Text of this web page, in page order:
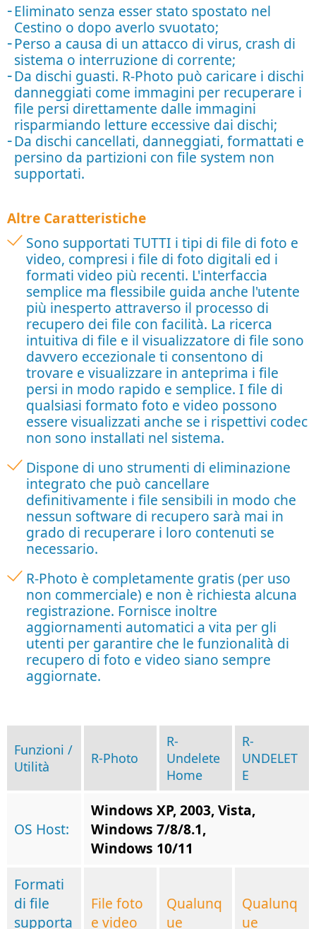
Eliminato senza esser stato spostato nel
Cestino o dopo averlo svuotato;
Perso a causa di un attacco di virus, crash di
sistema o interruzione di corrente;
Da dischi guasti. R-Photo può caricare i dischi
danneggiati come immagini per recuperare i
file persi direttamente dalle immagini
risparmiando letture eccessive dai dischi;
Da dischi cancellati, danneggiati, formattati e
persino da partizioni con file system non
supportati.
Altre Caratteristiche
Sono supportati TUTTI i tipi di file di foto e
video, compresi i file di foto digitali ed i
formati video più recenti. L'interfaccia
semplice ma flessibile guida anche l'utente
più inesperto attraverso il processo di
recupero dei file con facilità. La ricerca
intuitiva di file e il visualizzatore di file sono
davvero eccezionale ti consentono di
trovare e visualizzare in anteprima i file
persi in modo rapido e semplice. I file di
qualsiasi formato foto e video possono
essere visualizzati anche se i rispettivi codec
non sono installati nel sistema.
Dispone di uno strumenti di eliminazione
integrato che può cancellare
definitivamente i file sensibili in modo che
nessun software di recupero sarà mai in
grado di recuperare i loro contenuti se
necessario.
R-Photo è completamente gratis (per uso
non commerciale) e non è richiesta alcuna
registrazione. Fornisce inoltre
aggiornamenti automatici a vita per gli
utenti per garantire che le funzionalità di
recupero di foto e video siano sempre
aggiornate.
Funzioni /
Utilità
R-Photo
R-
Undelete
Home
R-
UNDELET
E
OS Host:
Windows XP, 2003, Vista,
Windows 7/8/8.1,
Windows 10/11
Formati
di file
supporta
File foto
e video
Qualunq
ue
Qualunq
ue